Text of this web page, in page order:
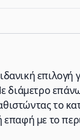
επιλογή
το
επαφή με το